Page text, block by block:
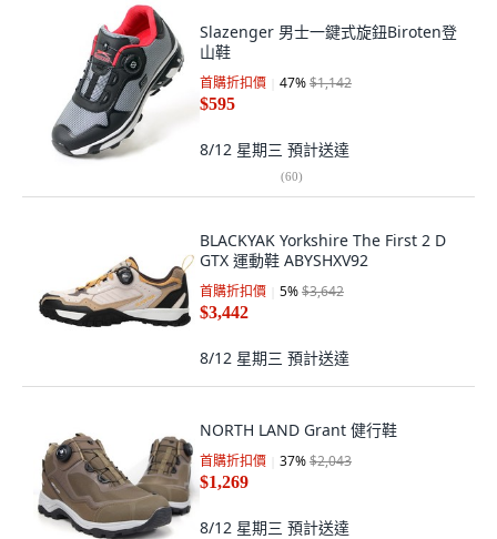
Slazenger 男士一鍵式旋鈕Biroten登
山鞋
首購折扣價 47%$1,142
$595
8/12 星期三 預計送達
(60)
BLACKYAK Yorkshire The First 2 D
GTX 運動鞋 ABYSHXV92
首購折扣價 5%$3,642
$3,442
8/12 星期三 預計送達
NORTH LAND Grant 健行鞋
首購折扣價 37%$2,043
$1,269
8/12 星期三 預計送達